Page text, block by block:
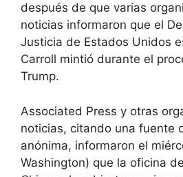
después de que varias
noticias informaron que el
Justicia de Estados Unidos
Carroll mintió durante el
Trump.
Associated Press y otras
noticias, citando una fuente
anónima, informaron el
Washington) que la oficina